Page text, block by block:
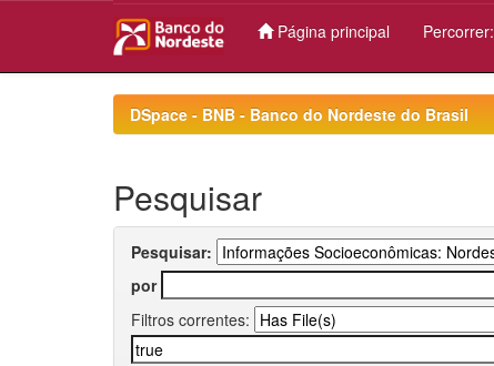
Página principal Percorrer:
DSpace - BNB - Banco do Nordeste do Brasil
Pesquisar
Pesquisar:
por
Filtros correntes: